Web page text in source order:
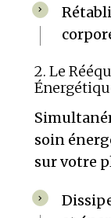
2. Le
soin
sur votre